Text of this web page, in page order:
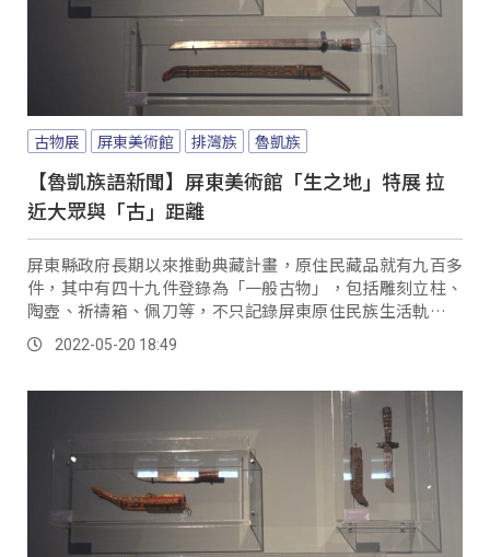
古物展 屏東美術館 排灣族 魯凱族
【魯凱族語新聞】屏東美術館「生之地」特展 拉
近大眾與「古」距離
屏東縣政府長期以來推動典藏計畫，原住民藏品就有九百多
件，其中有四十九件登錄為「一般古物」，包括雕刻立柱、
陶壺、祈禱箱、佩刀等，不只記錄屏東原住民族生活軌跡，
也充分展現了排灣族和魯凱族文化藝術的獨特性。
2022-05-20 18:49